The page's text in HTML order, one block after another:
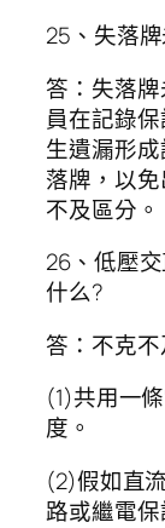
25、失落
答：失落
員在記錄
生遺漏形
落牌，以
不及區分。
26、低壓
什么?
答：不克不
(1)共用一
度。
(2)假如直
路或繼電保